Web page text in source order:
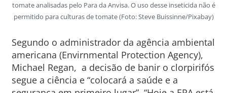
tomate analisadas pelo Para da Anvisa. O uso desse inseticida não é
permitido para culturas de tomate (Foto: Steve Buissinne/Pixabay)
Segundo o administrador da agência ambiental
americana (Envirnmental Protection Agency),
Michael Regan, a decisão de banir o clorpirifós
segue a ciência e “colocará a saúde e a